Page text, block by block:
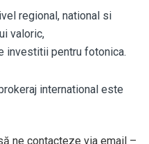
regional, national si
valoric,
investitii pentru fotonica.
international este
ne contacteze via email –